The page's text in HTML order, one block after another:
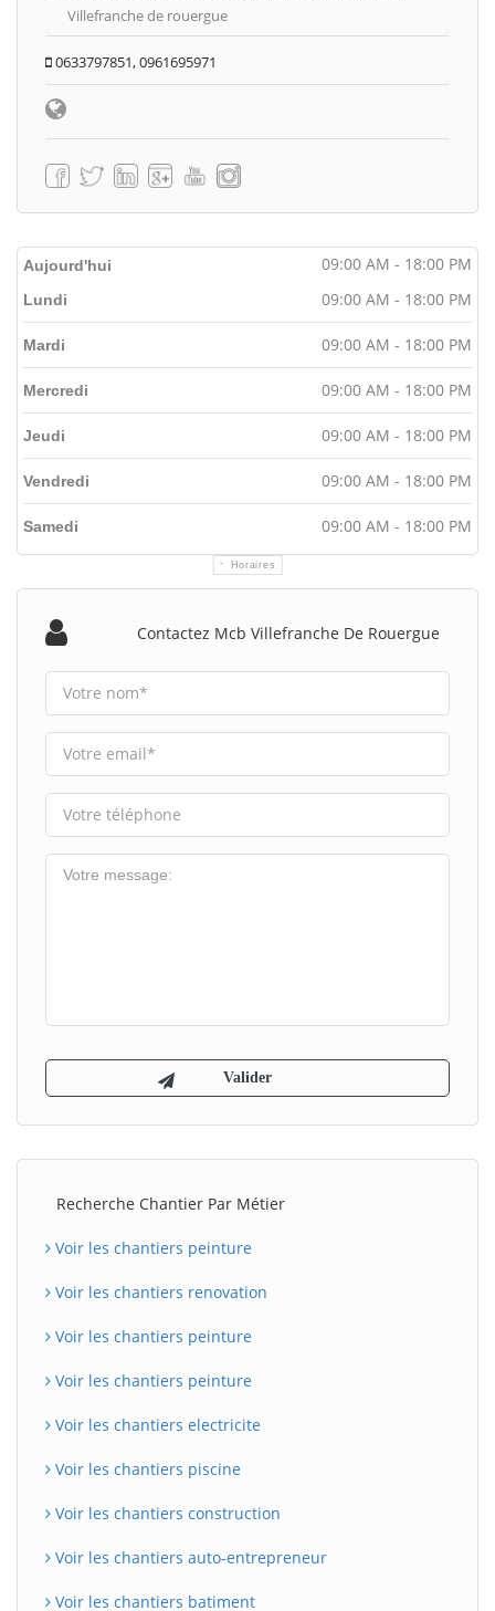
Villefranche de rouergue
0633797851, 0961695971
Aujourd'hui 09:00 AM - 18:00 PM
Horaires
Lundi 09:00 AM - 18:00 PM
Mardi 09:00 AM - 18:00 PM
Mercredi 09:00 AM - 18:00 PM
Jeudi 09:00 AM - 18:00 PM
Vendredi 09:00 AM - 18:00 PM
Samedi 09:00 AM - 18:00 PM
Contactez Mcb Villefranche De Rouergue
Recherche Chantier Par Métier
Voir les chantiers peinture
Voir les chantiers renovation
Voir les chantiers peinture
Voir les chantiers peinture
Voir les chantiers electricite
Voir les chantiers piscine
Voir les chantiers construction
Voir les chantiers auto-entrepreneur
Voir les chantiers batiment